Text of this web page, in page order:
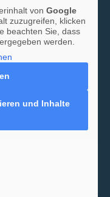
von Google
zuzugreifen, klicken
beachten Sie, dass
werden.
und Inhalte